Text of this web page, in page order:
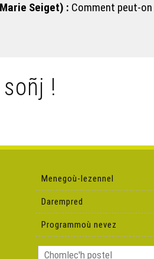
Bec'h de'i !
Bec'h de'i ! Kanañ
Bec'h de'i ! Diwan :
Seiget) : Comment peut-
!
Menegoù-lezennel
Darempred
Programmoù nevez